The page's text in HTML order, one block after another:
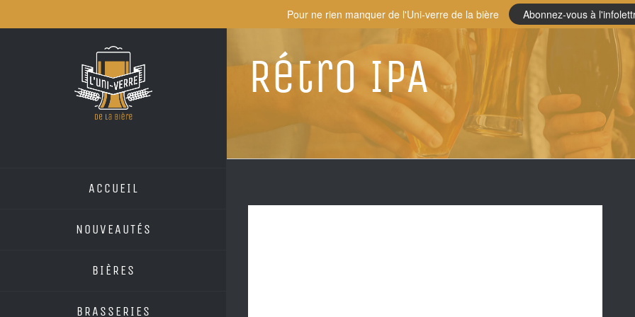
to
ACCUEIL
NOUVEAUTÉS
BIÈRES
BRASSERIES
Rétro IPA
Pour ne rien manquer de l'Uni-verre de la bière Abonnez-vous à